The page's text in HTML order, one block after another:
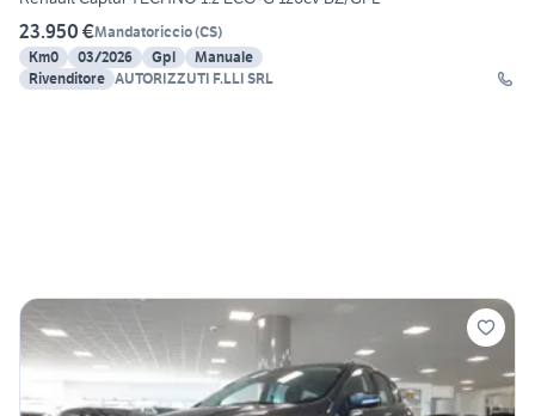
23.950 €Mandatoriccio(CS)
Km0
03/2026 Gpl
Manuale
Rivenditore AUTORIZZUTI F.LLI SRL